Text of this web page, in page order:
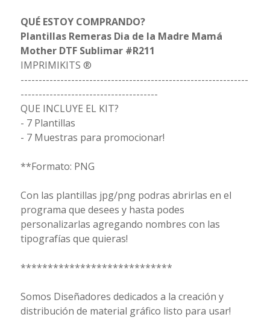
QUÉ ESTOY COMPRANDO?
Plantillas Remeras Dia de la Madre Mamá
Mother DTF Sublimar #R211
IMPRIMIKITS ®
---------------------------------------------------------------
--------------------------------------
QUE INCLUYE EL KIT?
- 7 Plantillas
- 7 Muestras para promocionar!
**Formato: PNG
Con las plantillas jpg/png podras abrirlas en el
programa que desees y hasta podes
personalizarlas agregando nombres con las
tipografías que quieras!
****************************
Somos Diseñadores dedicados a la creación y
distribución de material gráfico listo para usar!